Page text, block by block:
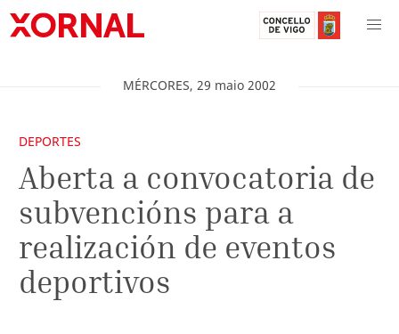
MÉRCORES, 29 maio 2002
DEPORTES
Aberta a convocatoria de
subvencións para a
realización de eventos
deportivos